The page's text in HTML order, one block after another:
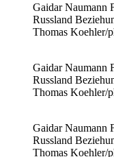
Gaidar Naumann
Russland
Thomas Koehler/
Gaidar Naumann
Russland
Thomas Koehler/
Gaidar Naumann
Russland
Thomas Koehler/